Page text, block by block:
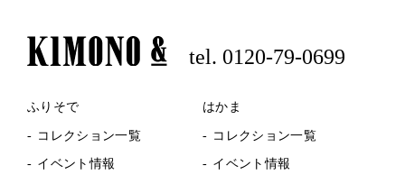
tel. 0120-79-0699
ふりそで
コレクション一覧
イベント情報
はかま
コレクション一覧
イベント情報